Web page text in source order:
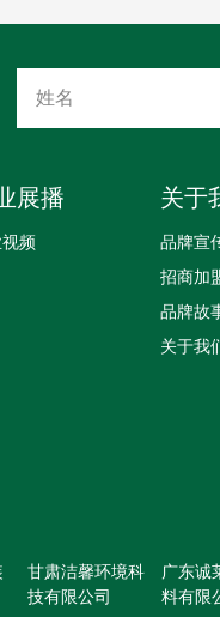
展播
频
关于
品牌宣
招商加
品牌故
关于我
甘肃洁馨环境科
技有限公司
广东诚
料有限